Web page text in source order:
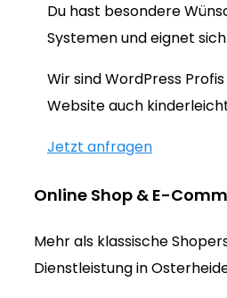
Du hast besondere
Systemen und eignet
Wir sind WordPress
Website auch
Jetzt anfragen
Online Shop & E-
Mehr als klassische
Dienstleistung in